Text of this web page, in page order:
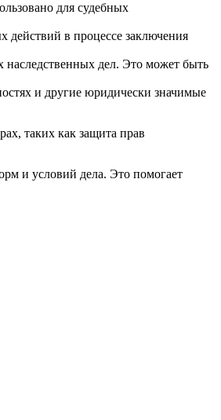
для судебных
действий в процессе заключения
наследственных дел. Это может быть
и другие юридически значимые
таких как защита прав
и условий дела. Это помогает